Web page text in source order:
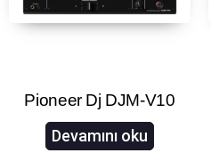
Pioneer Dj DJM-V10
Devamını oku